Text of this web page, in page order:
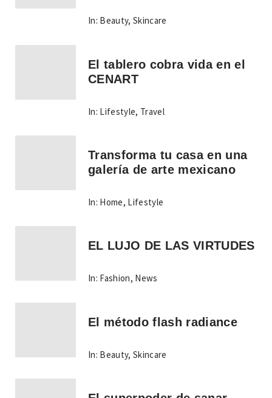
In: Beauty,Skincare
El tablero cobra vida en el
CENART
In: Lifestyle, Travel
Transforma tu casa en una
galería de arte mexicano
In: Home, Lifestyle
EL LUJO DE LAS VIRTUDES
In: Fashion, News
El método flash radiance
In: Beauty,Skincare